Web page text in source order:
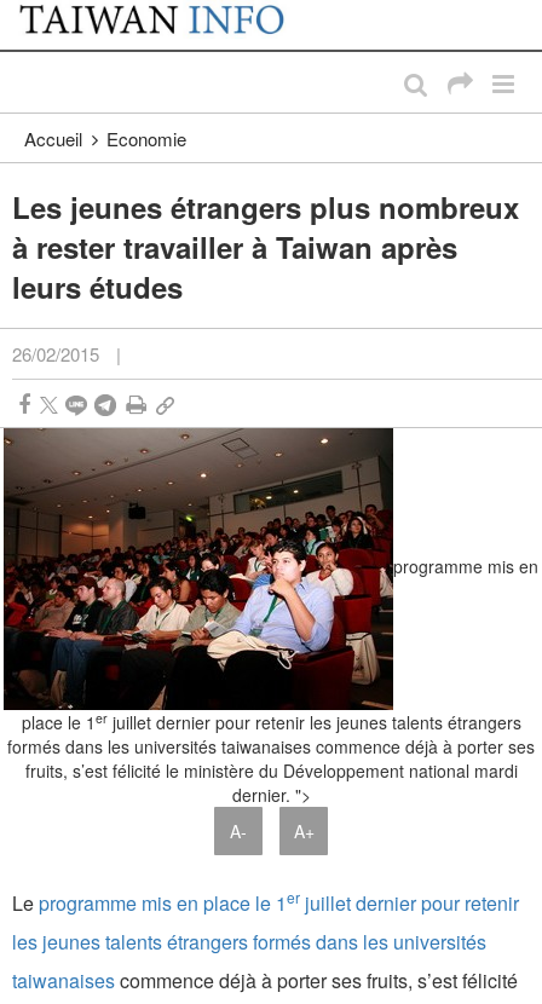
Passer au contenu principal
:::
Accueil Economie
Les jeunes étrangers plus nombreux
à rester travailler à Taiwan après
leurs études
26/02/2015 |
programme mis en
place le 1 erjuillet dernier pour retenir les jeunes talents étrangers
formés dans les universités taiwanaises commence déjà à porter ses
fruits, s’est félicité le ministère du Développement national mardi
dernier. ">
A-
A+
Leprogramme mis en place le 1er juillet dernier pour retenir
les jeunes talents étrangers formés dans les universités
taiwanaisescommence déjà à porter ses fruits, s’est félicité